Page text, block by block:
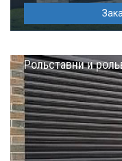
Рольставни и